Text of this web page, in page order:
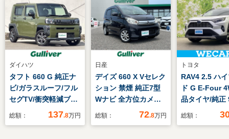
ダイハツ
タフト 660 G 純正ナ
ビ/ガラスルーフ/フル
セグTV/衝突軽減ブレ
ーキ/レーンキープア
総額： 137.8万円
日産
デイズ 660 X Vセレク
ション 禁煙 純正7型
Wナビ 全方位カメラ
総額： 72.8万円
トヨタ
RAV4 2.5 ハ
ド G E-Four
品タイヤ/純正
チ SDナビ/ト
総額：